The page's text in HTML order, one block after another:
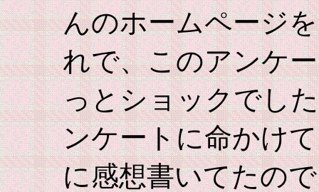
んのホームページ
れで、このアンケ
っとショックでし
ンケートに命かけ
に感想書いてたの